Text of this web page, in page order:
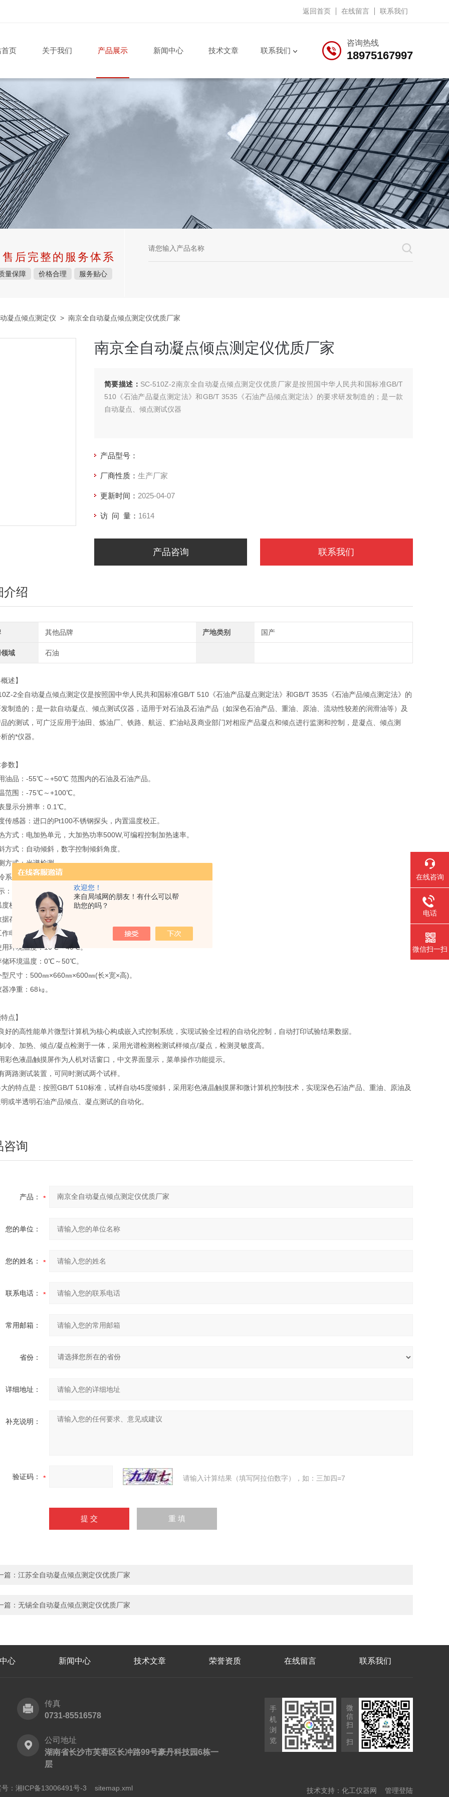
欢迎您！
来自局域网的朋友！有什么可以帮
助您的吗？
返回首页 在线留言 联系我们
咨询热线
18975167997
首页 关于我们 产品展示 新闻中心 技术文章 联系我们
后完整的服务体系
量保障 价格合理 服务贴心
凝点倾点测定仪 > 南京全自动凝点倾点测定仪优质厂家
南京全自动凝点倾点测定仪优质厂家
简要描述： SC-510Z-2南京全自动凝点倾点测定仪优质厂家是按照国中华人民共和国标准GB/T
510《石油产品凝点测定法》和GB/T 3535《石油产品倾点测定法》的要求研发制造的；是一款
自动凝点、倾点测试仪器
产品型号：
厂商性质： 生产厂家
更新时间： 2025-04-07
访 问 量： 1614
产品咨询 联系我们
介绍
其他品牌 产地类别 国产
域 石油
述】
2全自动凝点倾点测定仪是按照国中华人民共和国标准GB/T 510《石油产品凝点测定法》和GB/T 3535《石油产品倾点测定法》的
制造的；是一款自动凝点、倾点测试仪器，适用于对石油及石油产品（如深色石油产品、重油、原油、流动性较差的润滑油等）及
的测试，可广泛应用于油田、炼油厂、铁路、航运、贮油站及商业部门对相应产品凝点和倾点进行监测和控制，是凝点、倾点测
的*仪器。
数】
油品：-55℃～+50℃ 范围内的石油及石油产品。
范围：-75℃～+100℃。
显示分辨率：0.1℃。
传感器：进口的Pt100不锈钢探头，内置温度校正。
方式：电加热单元，大加热功率500W,可编程控制加热速率。
方式：自动倾斜，数字控制倾斜角度。
方式：光谱检测。
系统：进口压缩机制冷（双压缩机复叠式）。
：5.6寸彩色液晶触摸屏。
度校正：自动校正，可编程校正。
存储：100组数据测试结果。
作电源：AC220V/50Hz，大功率1000 W。
用环境温度：10℃～40℃。
储环境温度：0℃～50℃。
尺寸：500㎜×660㎜×600㎜(长×宽×高)。
净重：68㎏。
点】
好的高性能单片微型计算机为核心构成嵌入式控制系统，实现试验全过程的自动化控制，自动打印试验结果数据。
冷、加热、倾点/凝点检测于一体，采用光谱检测检测试样倾点/凝点，检测灵敏度高。
彩色液晶触摸屏作为人机对话窗口，中文界面显示，菜单操作功能提示。
两路测试装置，可同时测试两个试样。
的特点是：按照GB/T 510标准，试样自动45度倾斜，采用彩色液晶触摸屏和微计算机控制技术，实现深色石油产品、重油、原油及
或半透明石油产品倾点、凝点测试的自动化。
咨询
产品：
您的单位：
您的姓名：
联系电话：
常用邮箱：
省份：
详细地址：
补充说明：
验证码： 请输入计算结果（填写阿拉伯数字），如：三加四=7
篇： 江苏全自动凝点倾点测定仪优质厂家
篇： 无锡全自动凝点倾点测定仪优质厂家
心 新闻中心 技术文章 荣誉资质 在线留言 联系我们
传真
0731-85516578
公司地址
湖南省长沙市芙蓉区长冲路99号豪丹科技园6栋一
层
手
机
浏
览
微
信
扫
一
扫
号：湘ICP备13006491号-3 sitemap.xml 技术支持： 化工仪器网 管理登陆
在线咨询
电话
微信扫一扫